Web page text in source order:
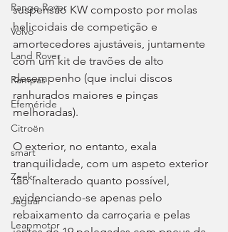
Range Rover
Volvo
Land Rover
Rampas
Efeméride
Citroën
smart
Zeekr
Jaguar
Leapmotor
suspensão KW composto por molas
helicoidais de competição e
amortecedores ajustáveis, juntamente
com um kit de travões de alto
desempenho (que inclui discos
ranhurados maiores e pinças
melhoradas).
O exterior, no entanto, exala
tranquilidade, com um aspeto exterior
tão inalterado quanto possível,
evidenciando-se apenas pelo
rebaixamento da carroçaria e pelas